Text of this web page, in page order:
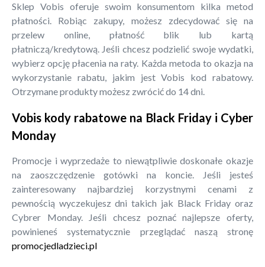
Sklep Vobis oferuje swoim konsumentom kilka metod
płatności. Robiąc zakupy, możesz zdecydować się na
przelew online, płatność blik lub kartą
płatniczą/kredytową. Jeśli chcesz podzielić swoje wydatki,
wybierz opcję płacenia na raty. Każda metoda to okazja na
wykorzystanie rabatu, jakim jest Vobis kod rabatowy.
Otrzymane produkty możesz zwrócić do 14 dni.
Vobis kody rabatowe na Black Friday i Cyber
Monday
Promocje i wyprzedaże to niewątpliwie doskonałe okazje
na zaoszczędzenie gotówki na koncie. Jeśli jesteś
zainteresowany najbardziej korzystnymi cenami z
pewnością wyczekujesz dni takich jak Black Friday oraz
Cybrer Monday. Jeśli chcesz poznać najlepsze oferty,
powinieneś systematycznie przeglądać naszą stronę
promocjedladzieci.pl